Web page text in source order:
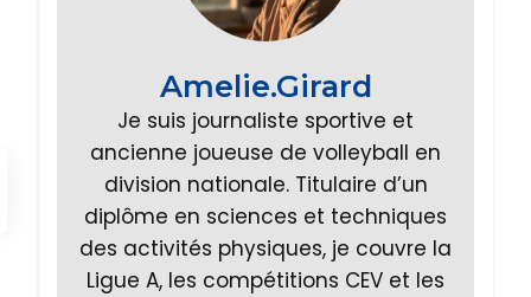
Amelie.Girard
Je suis journaliste sportive et
ancienne joueuse de volleyball en
division nationale. Titulaire d’un
diplôme en sciences et techniques
des activités physiques, je couvre la
Ligue A, les compétitions CEV et les